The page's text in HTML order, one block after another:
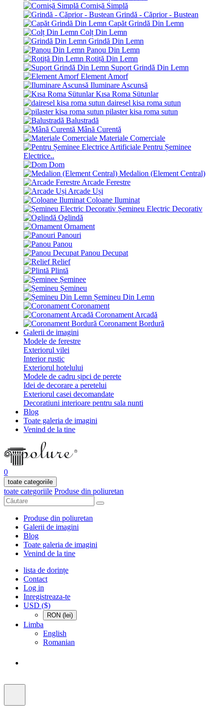
Cornișă Simplă
Grindă - Căprior - Bustean
Capăt Grindă Din Lemn
Colț Din Lemn
Grindă Din Lemn
Panou Din Lemn
Rotiță Din Lemn
Suport Grindă Din Lemn
Element Amorf
Iluminare Ascunsă
Kısa Roma Sütunlar
dairesel kisa roma sutun
pilaster kisa roma sutun
Balustradă
Mână Curentă
Materiale Comerciale
Pentru Șeminee
Electrice..
Dom
Medalion (Element Central)
Arcade Ferestre
Arcade Uși
Coloane Iluminat
Șemineu Electric Decorativ
Oglindă
Ornament
Panouri
Panou
Panou Decupat
Relief
Plintă
Șeminee
Șemineu
Șemineu Din Lemn
Coronament
Coronament Arcadă
Coronament Bordură
Galerii de imagini
Modele de ferestre
Exteriorul vilei
Interior rustic
Exteriorul hotelului
Modele de cadru șipci de perete
Idei de decorare a peretelui
Exteriorul casei decomandate
Decoratiuni interioare pentru sala nunti
Blog
Toate galeria de imagini
Venind de la tine
0
toate categoriile
toate categoriile Produse din poliuretan
Produse din poliuretan
Galerii de imagini
Blog
Toate galeria de imagini
Venind de la tine
lista de dorințe
Contact
Log in
Inregistreaza-te
USD ($)
RON (lei)
Limba
English
Romanian